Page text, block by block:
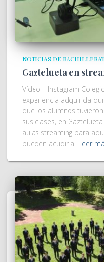
NOTICIAS DE
Gaztelueta en
Vídeo – Instagram
experiencia adquirida
que los alumnos
sus clases, en
aulas streaming para
pueden acudir al Leer